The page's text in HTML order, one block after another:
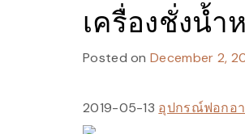
เครื่องชั่งน้ำ
Posted onDecember 2,
2019-05-13 อุปกรณ์ฟอกอ